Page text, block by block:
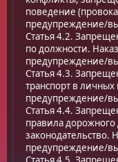
поведение
предупреждение/
Статья 4.2.
по должности.
предупреждение/
Статья 4.3.
транспорт в
предупреждение/
Статья 4.4.
правила
законодательство.
предупреждение/